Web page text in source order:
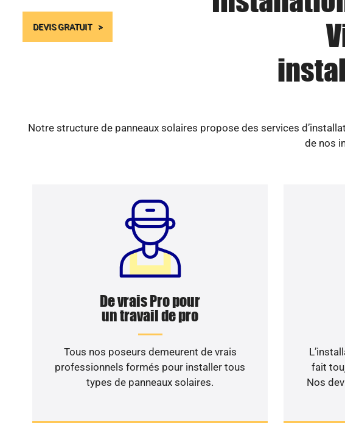
DEVIS GRATUIT
Notre structure de panneaux solaires propose des services
de nos
De vrais Pro pour
un travail de pro
Tous nos poseurs demeurent de vrais
professionnels formés pour installer tous
types de panneaux solaires.
fait
Nos